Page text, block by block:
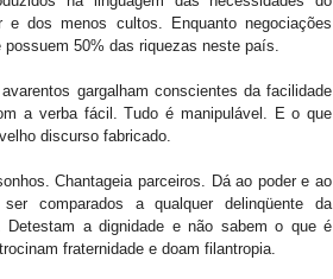
e dos menos cultos. Enquanto negociações
50% das riquezas neste país.
gargalham conscientes da facilidade
a verba fácil. Tudo é manipulável. E o que
discurso fabricado.
Chantageia parceiros. Dá ao poder e ao
comparados a qualquer delinqüente da
Detestam a dignidade e não sabem o que é
fraternidade e doam filantropia.